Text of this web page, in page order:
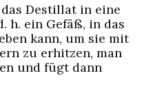
Destillat in eine
h. ein Gefäß, in das
kann, um sie mit
zu erhitzen, man
und fügt dann